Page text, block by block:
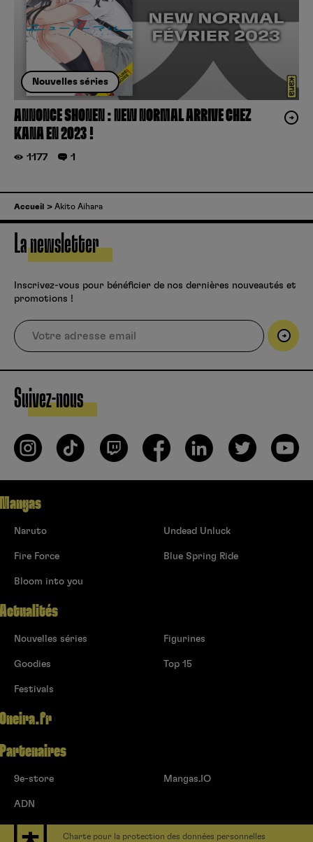
Nouvelles séries
ANNONCE SHONEN : NEW NORMAL ARRIVE CHEZ
KANA EN 2023 !
1177 1
Accueil Akito Aihara
La newsletter
Inscrivez-vous pour bénéficier de nos dernières nouveautés et
promotions !
Suivez-nous
Mangas
Naruto
Fire Force
Bloom into you
Undead Unluck
Blue Spring Ride
Actualités
Nouvelles séries
Goodies
Festivals
Figurines
Top 15
Oneira.fr
Partenaires
9e-store
ADN
Mangas.IO
Charte pour la protection des données personnelles